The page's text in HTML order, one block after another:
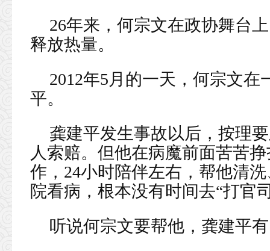
26年来，何宗文在政协舞台
释放热量。
2012年5月的一天，何宗文
平。
龚建平发生事故以后，按理
人索赔。但他在病魔前面苦苦
作，24小时陪伴左右，帮他清
院看病，根本没有时间去“打官
听说何宗文要帮他，龚建平